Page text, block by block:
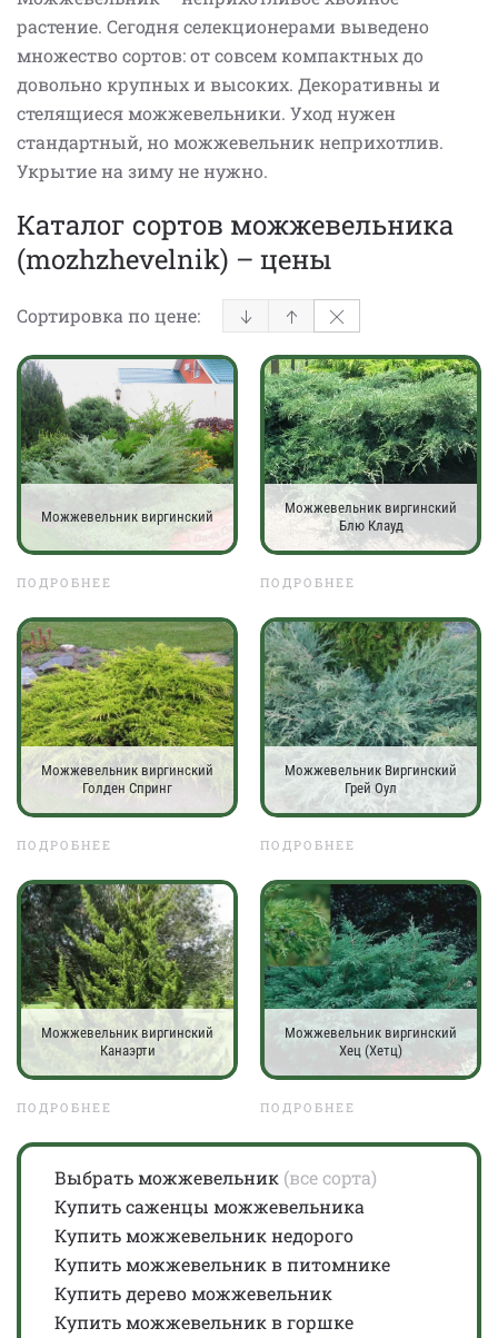
растение. Сегодня селекционерами выведено
множество сортов: от совсем компактных до
довольно крупных и высоких. Декоративны и
стелящиеся можжевельники. Уход нужен
стандартный, но можжевельник неприхотлив.
Укрытие на зиму не нужно.
Каталог сортов можжевельника
(mozhzhevelnik) – цены
Сортировка по цене:
Можжевельник виргинский
ПОДРОБНЕЕ
Можжевельник виргинский
Блю Клауд
ПОДРОБНЕЕ
Можжевельник виргинский
Голден Спринг
ПОДРОБНЕЕ
Можжевельник Виргинский
Грей Оул
ПОДРОБНЕЕ
Можжевельник виргинский
Канаэрти
ПОДРОБНЕЕ
Можжевельник виргинский
Хец (Хетц)
ПОДРОБНЕЕ
Выбрать можжевельник (все сорта)
Купить саженцы можжевельника
Купить можжевельник недорого
Купить можжевельник в питомнике
Купить дерево можжевельник
Купить можжевельник в горшке